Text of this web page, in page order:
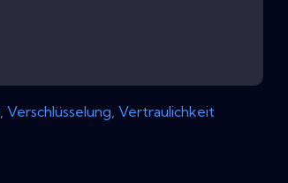
, Verschlüsselung, Vertraulichkeit